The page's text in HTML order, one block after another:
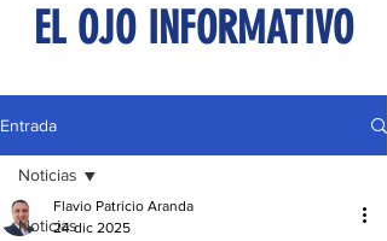
EL OJO INFORMATIVO
Entrada
Noticias
Noticias
Flavio Patricio Aranda
24 dic 2025